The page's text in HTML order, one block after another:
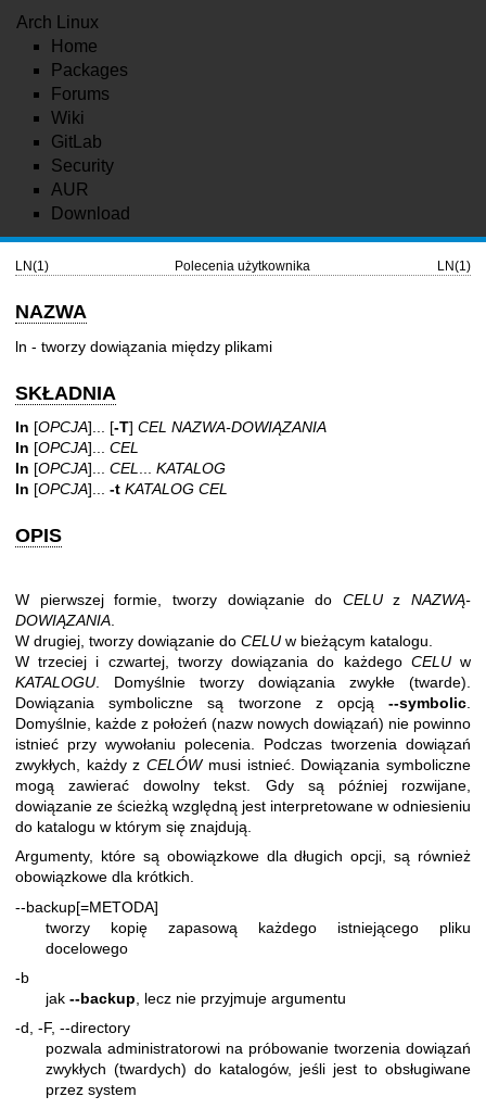
Arch Linux
Home
Packages
Forums
Wiki
GitLab
Security
AUR
Download
LN(1) Polecenia użytkownika LN(1)
NAZWA
ln - tworzy dowiązania między plikami
SKŁADNIA
ln [OPCJA]... [-T] CEL NAZWA-DOWIĄZANIA
ln [OPCJA]... CEL
ln [OPCJA]... CEL
KATALOG
ln [OPCJA]... -t KATALOG CEL
OPIS
W pierwszej formie, tworzy dowiązanie do CELUz NAZWĄ-
DOWIĄZANIA
W drugiej, tworzy dowiązanie do CELU w bieżącym katalogu.
W trzeciej i czwartej, tworzy dowiązania do każdego CELUw
KATALOGU . Domyślnie tworzy dowiązania zwykłe (twarde).
Dowiązania symboliczne są tworzone z opcją --symbolic
Domyślnie, każde z położeń (nazw nowych dowiązań) nie powinno
istnieć przy wywołaniu polecenia. Podczas tworzenia dowiązań
zwykłych, każdy zCELÓWmusi istnieć. Dowiązania symboliczne
mogą zawierać dowolny tekst. Gdy są później rozwijane,
dowiązanie ze ścieżką względną jest interpretowane w odniesieniu
do katalogu w którym się znajdują.
Argumenty, które są obowiązkowe dla długich opcji, są również
obowiązkowe dla krótkich.
--backup[=METODA]
tworzy kopię zapasową każdego istniejącego pliku
docelowego
-b
jak --backup , lecz nie przyjmuje argumentu
-d, -F, --directory
pozwala administratorowi na próbowanie tworzenia dowiązań
zwykłych (twardych) do katalogów, jeśli jest to obsługiwane
przez system